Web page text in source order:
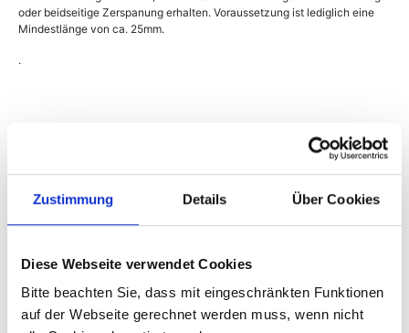
Zustimmung Details Über Cookies
Diese Webseite verwendet Cookies
Bitte beachten Sie, dass mit eingeschränkten Funktionen
auf der Webseite gerechnet werden muss, wenn nicht
oder beidseitige Zerspanung erhalten. Voraussetzung ist lediglich eine
Mindestlänge von ca. 25mm.
.